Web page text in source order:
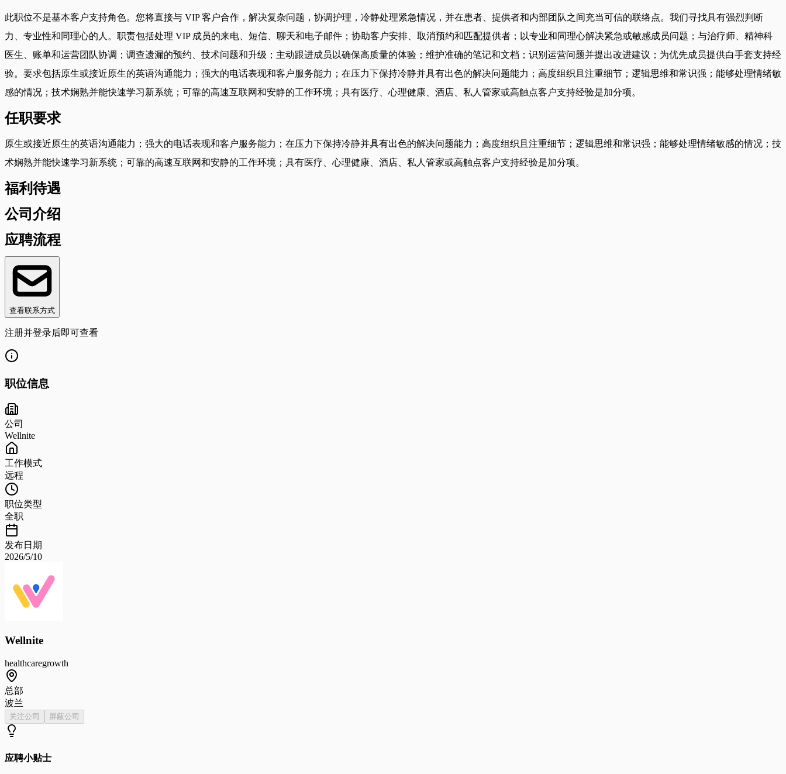
此职位不是基本客户支持角色。您将直接与 VIP 客户合作，解决复杂问题，协调护理，冷静处理紧急情况，并在患者、提供者和内部团队之间充当可信的联络点。我们寻找具有强烈判断
力、专业性和同理心的人。职责包括处理 VIP 成员的来电、短信、聊天和电子邮件；协助客户安排、取消预约和匹配提供者；以专业和同理心解决紧急或敏感成员问题；与治疗师、精神科
医生、账单和运营团队协调；调查遗漏的预约、技术问题和升级；主动跟进成员以确保高质量的体验；维护准确的笔记和文档；识别运营问题并提出改进建议；为优先成员提供白手套支持经
验。要求包括原生或接近原生的英语沟通能力；强大的电话表现和客户服务能力；在压力下保持冷静并具有出色的解决问题能力；高度组织且注重细节；逻辑思维和常识强；能够处理情绪敏
感的情况；技术娴熟并能快速学习新系统；可靠的高速互联网和安静的工作环境；具有医疗、心理健康、酒店、私人管家或高触点客户支持经验是加分项。
任职要求
原生或接近原生的英语沟通能力；强大的电话表现和客户服务能力；在压力下保持冷静并具有出色的解决问题能力；高度组织且注重细节；逻辑思维和常识强；能够处理情绪敏感的情况；技
术娴熟并能快速学习新系统；可靠的高速互联网和安静的工作环境；具有医疗、心理健康、酒店、私人管家或高触点客户支持经验是加分项。
福利待遇
公司介绍
应聘流程
查看联系方式
注册并登录后即可查看
职位信息
公司
Wellnite
工作模式
远程
职位类型
全职
发布日期
2026/5/10
Wellnite
healthcaregrowth
总部
波兰
关注公司 屏蔽公司
应聘小贴士